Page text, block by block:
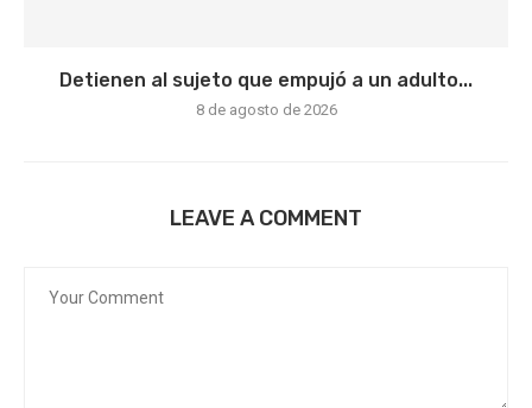
Detienen al sujeto que empujó a un adulto...
8 de agosto de 2026
LEAVE A COMMENT